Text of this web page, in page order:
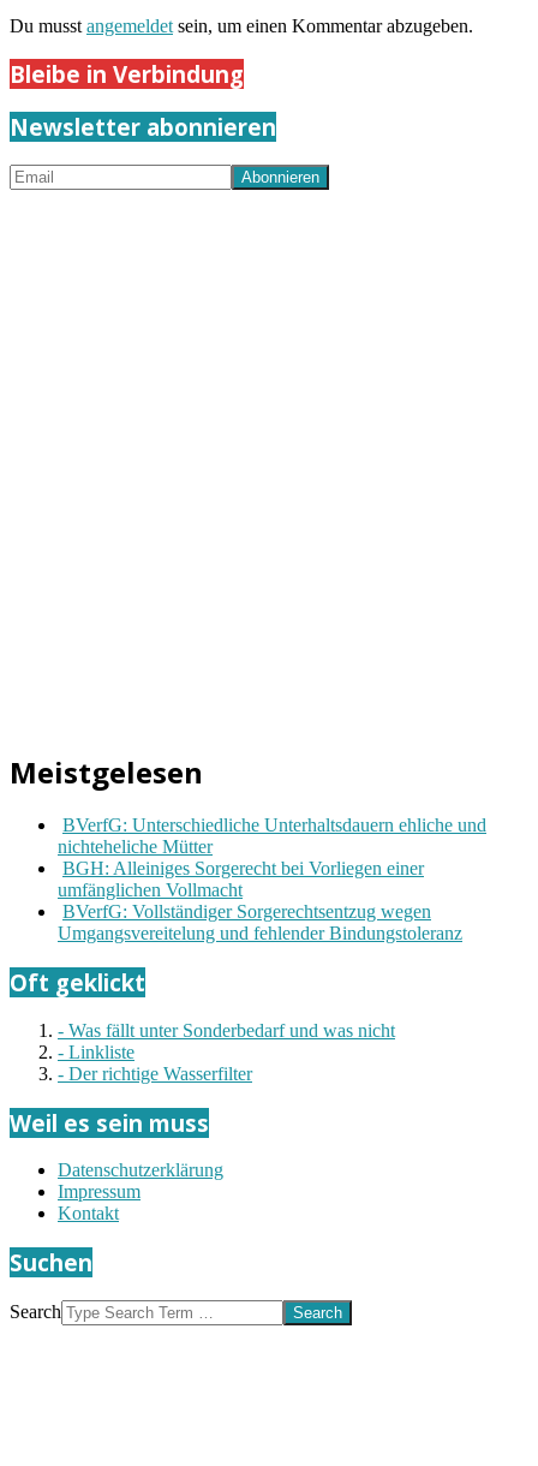
Du musst angemeldet sein, um einen Kommentar abzugeben.
Bleibe in Verbindung
Newsletter abonnieren
Meistgelesen
BVerfG: Unterschiedliche Unterhaltsdauern ehliche und
nichteheliche Mütter
BGH: Alleiniges Sorgerecht bei Vorliegen einer
umfänglichen Vollmacht
BVerfG: Vollständiger Sorgerechtsentzug wegen
Umgangsvereitelung und fehlender Bindungstoleranz
Oft geklickt
- Was fällt unter Sonderbedarf und was nicht
- Linkliste
- Der richtige Wasserfilter
Weil es sein muss
Datenschutzerklärung
Impressum
Kontakt
Suchen
Search